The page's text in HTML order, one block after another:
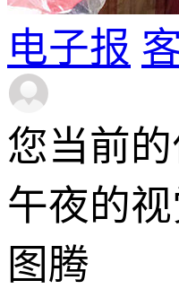
电子报
您当前的
午夜的
图腾